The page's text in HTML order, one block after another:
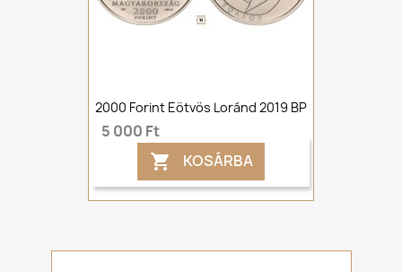
2000 Forint Eötvös Loránd 2019 BP
5 000 Ft
 KOSÁRBA